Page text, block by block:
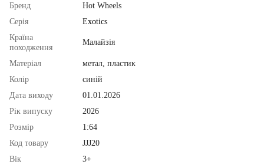
Бренд
Hot Wheels
Серія
Exotics
Країна
походження
Малайзія
Матеріал
метал, пластик
Колір
синій
Дата виходу
01.01.2026
Рік випуску
2026
Розмір
1:64
Код товару
JJJ20
Вік
3+